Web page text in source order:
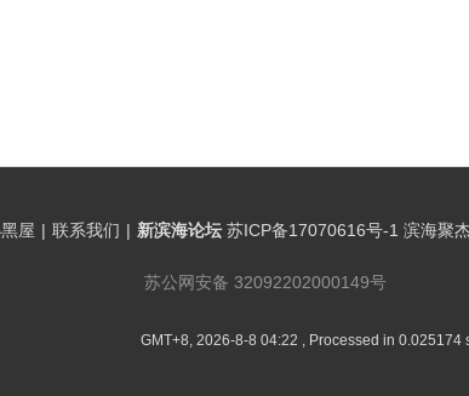
屋 | 联系我们 | 新滨海论坛 苏ICP备17070616号-1 滨海聚
苏公网安备 32092202000149号
GMT+8, 2026-8-8 04:22 , Processed in 0.025174